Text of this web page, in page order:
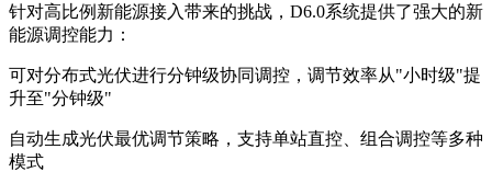
针对高比例新能源接入带来的挑战，D6.0系统提供了强大的新
能源调控能力：
可对分布式光伏进行分钟级协同调控，调节效率从"小时级"提
升至"分钟级"
自动生成光伏最优调节策略，支持单站直控、组合调控等多种
模式